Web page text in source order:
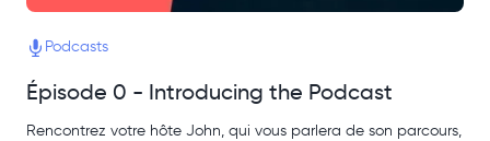
Podcasts
Épisode 0 - Introducing the Podcast
Rencontrez votre hôte John, qui vous parlera de son parcours,